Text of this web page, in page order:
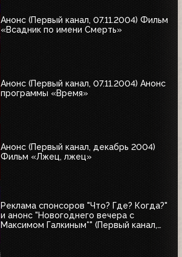
Анонс (Первый канал, 07.11.2004) Фильм
«Всадник по имени Смерть»
Анонс (Первый канал, 07.11.2004) Анонс
программы «Время»
Анонс (Первый канал, декабрь 2004)
Фильм «Лжец, лжец»
Реклама спонсоров "Что? Где? Когда?"
и анонс "Новогоднего вечера с
Максимом Галкиным*" (Первый канал,